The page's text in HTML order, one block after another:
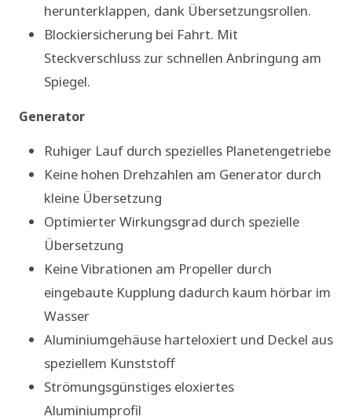
herunterklappen, dank Übersetzungsrollen.
Blockiersicherung bei Fahrt. Mit
Steckverschluss zur schnellen Anbringung am
Spiegel.
Generator
Ruhiger Lauf durch spezielles Planetengetriebe
Keine hohen Drehzahlen am Generator durch
kleine Übersetzung
Optimierter Wirkungsgrad durch spezielle
Übersetzung
Keine Vibrationen am Propeller durch
eingebaute Kupplung dadurch kaum hörbar im
Wasser
Aluminiumgehäuse harteloxiert und Deckel aus
speziellem Kunststoff
Strömungsgünstiges eloxiertes
Aluminiumprofil